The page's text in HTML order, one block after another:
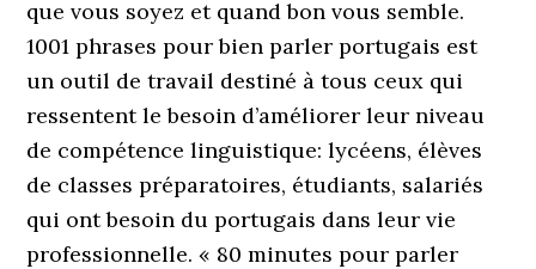
que vous soyez et quand bon vous semble.
1001 phrases pour bien parler portugais est
un outil de travail destiné à tous ceux qui
ressentent le besoin d’améliorer leur niveau
de compétence linguistique: lycéens, élèves
de classes préparatoires, étudiants, salariés
qui ont besoin du portugais dans leur vie
professionnelle. « 80 minutes pour parler